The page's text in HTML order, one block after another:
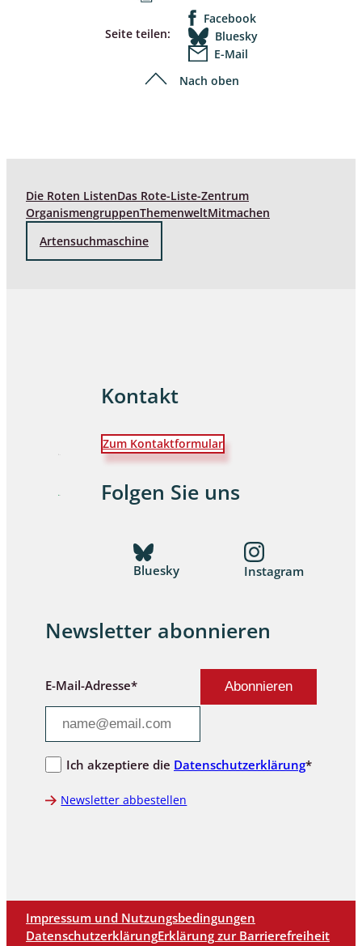
Seite teilen:
Facebook
Bluesky
E-Mail
Nach oben
Die Roten ListenDas Rote-Liste-Zentrum
OrganismengruppenThemenweltMitmachen
Artensuchmaschine
Kontakt
Zum Kontaktformular
Folgen Sie uns
Bluesky Instagram
Newsletter abonnieren
E-Mail-Adresse*
Ich akzeptiere die Datenschutzerklärung*
Newsletter abbestellen
Impressum und Nutzungsbedingungen
DatenschutzerklärungErklärung zur Barrierefreiheit